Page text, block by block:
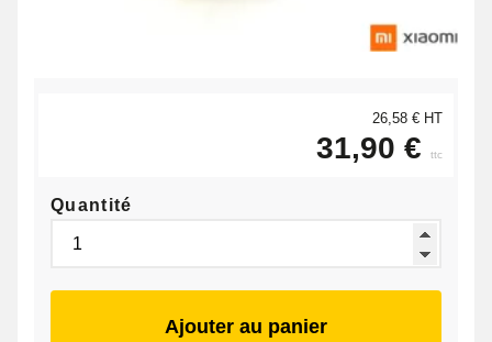
26,58 € HT
31,90 € ttc
Quantité
Ajouter au panier